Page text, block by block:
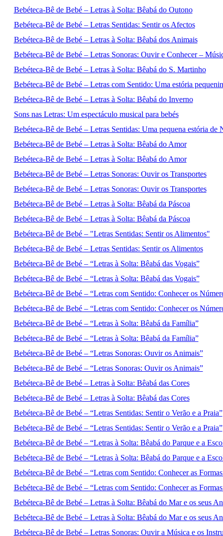
Bebéteca-Bê de Bebé – Letras à Solta: Bêabá do Outono
Bebéteca-Bê de Bebé – Letras Sentidas: Sentir os Afectos
Bebéteca-Bê de Bebé – Letras à Solta: Bêabá dos Animais
Bebéteca-Bê de Bebé – Letras Sonoras: Ouvir e Conhecer –
Bebéteca-Bê de Bebé – Letras à Solta: Bêabá do S. Martinho
Bebéteca-Bê de Bebé – Letras com Sentido: Uma estória
Bebéteca-Bê de Bebé – Letras à Solta: Bêabá do Inverno
Sons nas Letras: Um espectáculo musical para bebés
Bebéteca-Bê de Bebé – Letras Sentidas: Uma pequena estória de
Bebéteca-Bê de Bebé – Letras à Solta: Bêabá do Amor
Bebéteca-Bê de Bebé – Letras à Solta: Bêabá do Amor
Bebéteca-Bê de Bebé – Letras Sonoras: Ouvir os Transportes
Bebéteca-Bê de Bebé – Letras Sonoras: Ouvir os Transportes
Bebéteca-Bê de Bebé – Letras à Solta: Bêabá da Páscoa
Bebéteca-Bê de Bebé – Letras à Solta: Bêabá da Páscoa
Bebéteca-Bê de Bebé – "Letras Sentidas: Sentir os Alimentos"
Bebéteca-Bê de Bebé – Letras Sentidas: Sentir os Alimentos
Bebéteca-Bê de Bebé – “Letras à Solta: Bêabá das Vogais”
Bebéteca-Bê de Bebé – “Letras à Solta: Bêabá das Vogais”
Bebéteca-Bê de Bebé – “Letras com Sentido: Conhecer os
Bebéteca-Bê de Bebé – “Letras com Sentido: Conhecer os
Bebéteca-Bê de Bebé – “Letras à Solta: Bêabá da Família”
Bebéteca-Bê de Bebé – “Letras à Solta: Bêabá da Família”
Bebéteca-Bê de Bebé – “Letras Sonoras: Ouvir os Animais”
Bebéteca-Bê de Bebé – “Letras Sonoras: Ouvir os Animais”
Bebéteca-Bê de Bebé – Letras à Solta: Bêabá das Cores
Bebéteca-Bê de Bebé – Letras à Solta: Bêabá das Cores
Bebéteca-Bê de Bebé – “Letras Sentidas: Sentir o Verão e a Praia”
Bebéteca-Bê de Bebé – “Letras Sentidas: Sentir o Verão e a Praia”
Bebéteca-Bê de Bebé – “Letras à Solta: Bêabá do Parque e a
Bebéteca-Bê de Bebé – “Letras à Solta: Bêabá do Parque e a
Bebéteca-Bê de Bebé – “Letras com Sentido: Conhecer as
Bebéteca-Bê de Bebé – “Letras com Sentido: Conhecer as
Bebéteca-Bê de Bebé – Letras à Solta: Bêabá do Mar e os seus
Bebéteca-Bê de Bebé – Letras à Solta: Bêabá do Mar e os seus
Bebéteca-Bê de Bebé – Letras Sonoras: Ouvir a Música e os